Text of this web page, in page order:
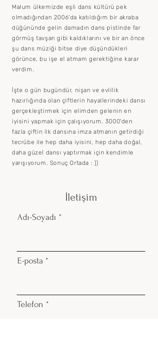
Malum ülkemizde eşli dans kültürü pek
olmadığından 2006'da katıldığım bir akraba
düğününde gelin damadın dans pistinde far
görmüş tavşan gibi kaldıklarını ve bir an önce
şu dans müziği bitse diye düşündükleri
görünce, bu işe el atmam gerektiğine karar
verdim.
İşte o gün bugündür, nişan ve evlilik
hazırlığında olan çiftlerin hayallerindeki dansı
gerçekleştirmek için elimden gelenin en
iyisini yapmak için çalışıyorum. 3000'den
fazla çiftin ilk dansına imza atmanın getirdiği
tecrübe ile hep daha iyisini, hep daha doğal,
daha güzel dansı yaptırmak için kendimle
yarışıyorum. Sonuç Ortada : ))
İletişim
Adı-Soyadı
E-posta
Telefon